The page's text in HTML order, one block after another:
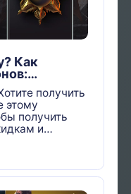
Как
получить
этому
получить
и